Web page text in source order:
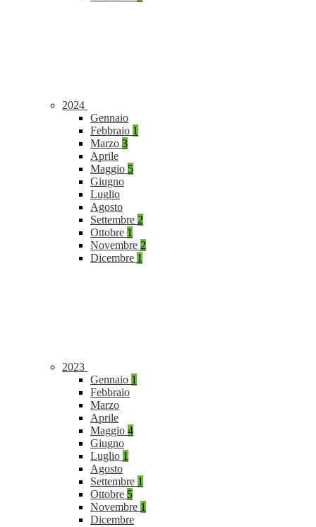
2024
Gennaio
Febbraio 1
Marzo 3
Aprile
Maggio 5
Giugno
Luglio
Agosto
Settembre 2
Ottobre 1
Novembre 2
Dicembre 1
2023
Gennaio 1
Febbraio
Marzo
Aprile
Maggio 4
Giugno
Luglio 1
Agosto
Settembre 1
Ottobre 5
Novembre 1
Dicembre